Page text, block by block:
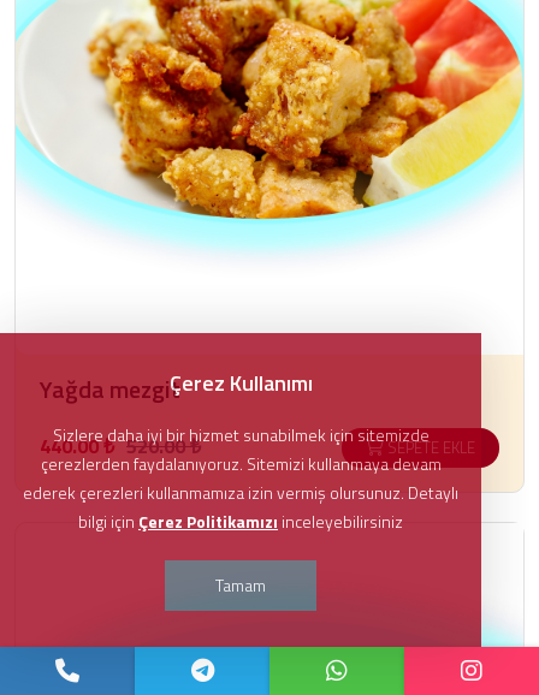
Yağda mezgit
440.00 ₺ 520.00 ₺ SEPETE EKLE
Çerez Kullanımı
Sizlere daha iyi bir hizmet sunabilmek için sitemizde
çerezlerden faydalanıyoruz. Sitemizi kullanmaya devam
ederek çerezleri kullanmamıza izin vermiş olursunuz. Detaylı
bilgi için Çerez Politikamızı inceleyebilirsiniz
Tamam